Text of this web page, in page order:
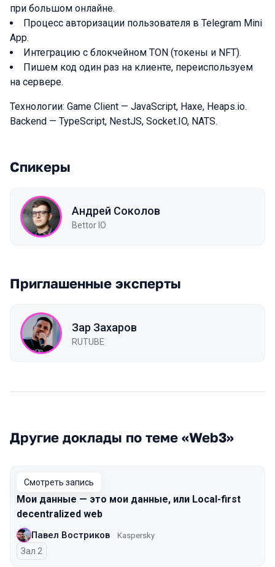
при большом онлайне.
Процесс авторизации пользователя в Telegram Mini
App.
Интеграцию с блокчейном TON (токены и NFT).
Пишем код один раз на клиенте, переиспользуем
на сервере.
Технологии: Game Client — JavaScript, Haxe, Heaps.io.
Backend — TypeScript, NestJS, Socket.IO, NATS.
Спикеры
Андрей Соколов
Bettor IO
Приглашенные эксперты
Зар Захаров
RUTUBE
Другие доклады по теме «Web3»
Смотреть запись
Мои данные — это мои данные, или Local-first
decentralized web
Павел Востриков Kaspersky
Зал 2